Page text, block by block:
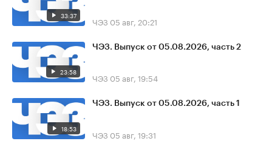
33:37 ЧЭЗ 05 авг, 20:21
23:58
ЧЭЗ. Выпуск от 05.08.2026, часть 2
ЧЭЗ 05 авг, 19:54
18:53
ЧЭЗ. Выпуск от 05.08.2026, часть 1
ЧЭЗ 05 авг, 19:31